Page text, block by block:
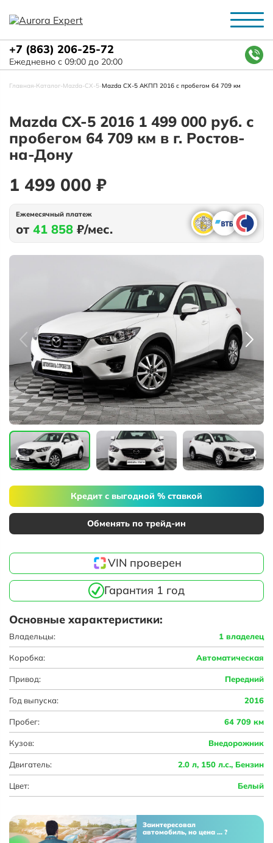
+7 (863) 206-25-72
Ежедневно с 09:00 до 20:00
Главная-Каталог-Mazda-СХ-5-Mazda СХ-5 АКПП 2016 с пробегом 64 709 км
Mazda СХ-5 2016 1 499 000 руб. с
пробегом 64 709 км в г. Ростов-
на-Дону
1 499 000 ₽
Ежемесячный платеж
от 41 858 ₽/мес.
Кредит с выгодной % ставкой
Обменять по трейд-ин
VIN проверен
Гарантия 1 год
Основные характеристики:
Владельцы: 1 владелец
Коробка: Автоматическая
Привод: Передний
Год выпуска: 2016
Пробег: 64 709 км
Кузов: Внедорожник
Двигатель: 2.0 л, 150 л.с., Бензин
Цвет: Белый
Заинтересовал
автомобиль, но цена ... ?